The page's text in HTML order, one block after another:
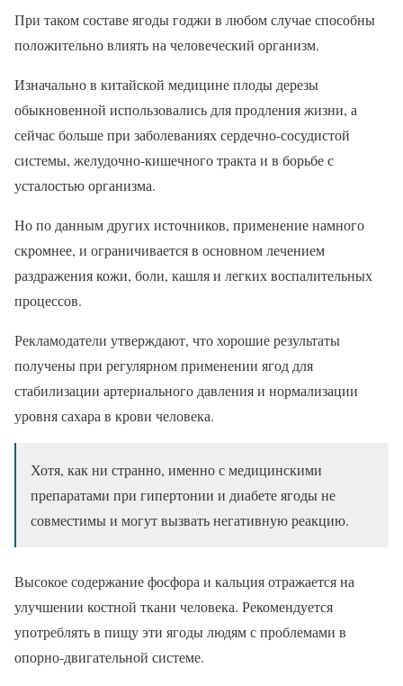
При таком составе ягоды годжи в любом случае способны
положительно влиять на человеческий организм.
Изначально в китайской медицине плоды дерезы
обыкновенной использовались для продления жизни, а
сейчас больше при заболеваниях сердечно-сосудистой
системы, желудочно-кишечного тракта и в борьбе с
усталостью организма.
Но по данным других источников, применение намного
скромнее, и ограничивается в основном лечением
раздражения кожи, боли, кашля и легких воспалительных
процессов.
Рекламодатели утверждают, что хорошие результаты
получены при регулярном применении ягод для
стабилизации артериального давления и нормализации
уровня сахара в крови человека.
Хотя, как ни странно, именно с медицинскими
препаратами при гипертонии и диабете ягоды не
совместимы и могут вызвать негативную реакцию.
Высокое содержание фосфора и кальция отражается на
улучшении костной ткани человека. Рекомендуется
употреблять в пищу эти ягоды людям с проблемами в
опорно-двигательной системе.